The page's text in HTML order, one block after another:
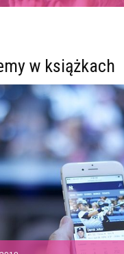
w książkach